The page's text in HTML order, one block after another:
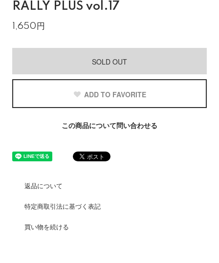
RALLY PLUS vol.17
1,650円
SOLD OUT
ADD TO FAVORITE
この商品について問い合わせる
返品について
特定商取引法に基づく表記
買い物を続ける